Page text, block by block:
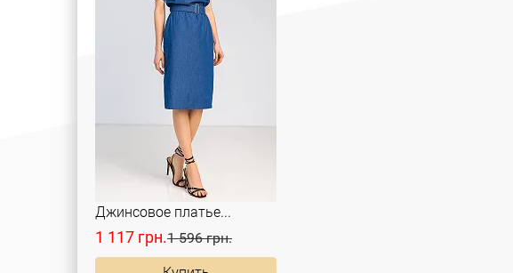
Джинсовое платье...
1 117 грн.1 596 грн.